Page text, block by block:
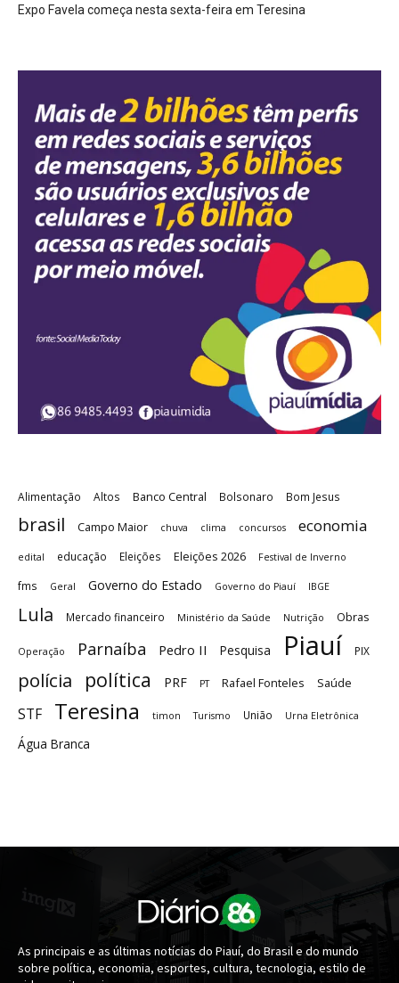
Expo Favela começa nesta sexta-feira em Teresina
Alimentação Altos Banco Central Bolsonaro Bom Jesus
brasil Campo Maior chuva clima concursos economia
edital educação Eleições Eleições 2026 Festival de Inverno
fms Geral Governo do Estado Governo do Piauí IBGE
Lula Mercado financeiro Ministério da Saúde Nutrição Obras
Operação Parnaíba Pedro II Pesquisa Piauí PIX
polícia política PRF PT Rafael Fonteles Saúde
STF Teresina timon Turismo União Urna Eletrônica
Água Branca
As principais e as últimas notícias do Piauí, do Brasil e do mundo
sobre política, economia, esportes, cultura, tecnologia, estilo de